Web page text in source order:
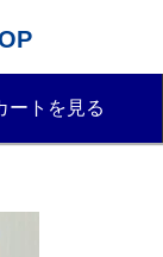
ートを見る